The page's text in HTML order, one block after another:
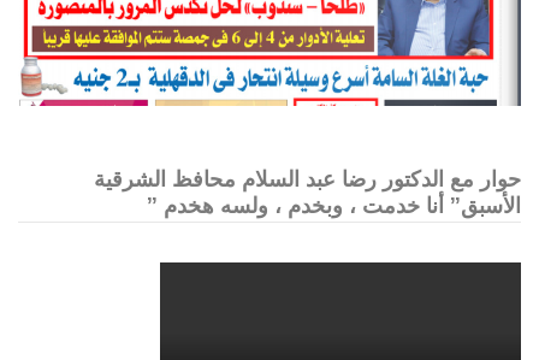
حوار مع الدكتور رضا عبد السلام محافظ الشرقية
الأسبق” أنا خدمت ، وبخدم ، ولسه هخدم ”